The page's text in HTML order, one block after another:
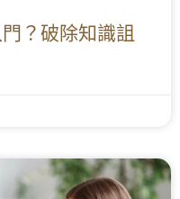
？破除知識詛